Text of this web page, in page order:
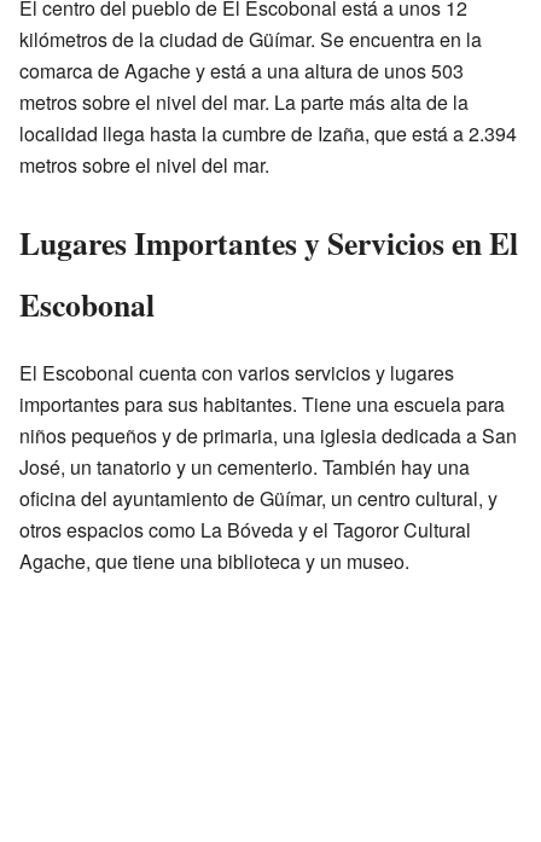
El centro del pueblo de El Escobonal está a unos 12
kilómetros de la ciudad de Güímar. Se encuentra en la
comarca de Agache y está a una altura de unos 503
metros sobre el nivel del mar. La parte más alta de la
localidad llega hasta la cumbre de Izaña, que está a 2.394
metros sobre el nivel del mar.
Lugares Importantes y Servicios en El
Escobonal
El Escobonal cuenta con varios servicios y lugares
importantes para sus habitantes. Tiene una escuela para
niños pequeños y de primaria, una iglesia dedicada a San
José, un tanatorio y un cementerio. También hay una
oficina del ayuntamiento de Güímar, un centro cultural, y
otros espacios como La Bóveda y el Tagoror Cultural
Agache, que tiene una biblioteca y un museo.